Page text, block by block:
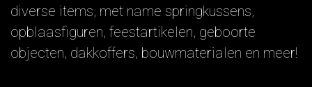
diverse items, met name springkussens,
opblaasfiguren, feestartikelen, geboorte
objecten, dakkoffers, bouwmaterialen en meer!